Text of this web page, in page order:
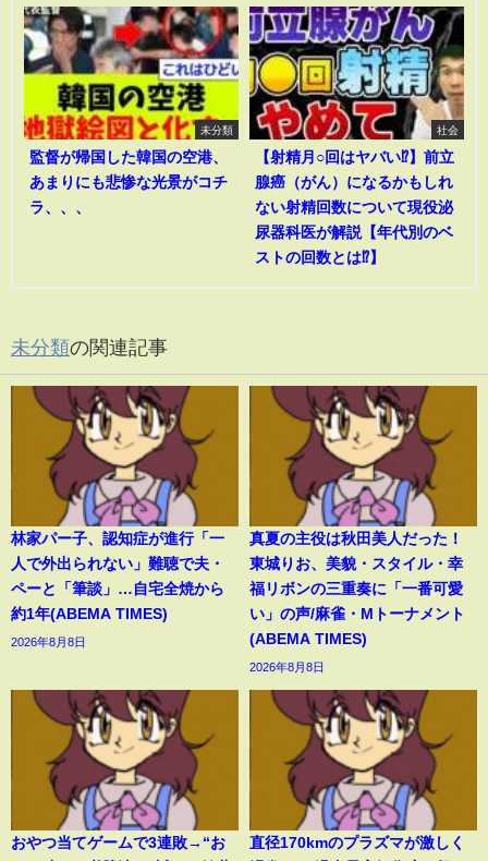
未分類
監督が帰国した韓国の空港、
あまりにも悲惨な光景がコチ
ラ、、、
社会
【射精月○回はヤバい⁉︎】前立
腺癌（がん）になるかもしれ
ない射精回数について現役泌
尿器科医が解説【年代別のベ
ストの回数とは⁉︎】
未分類の関連記事
林家パー子、認知症が進行「一
人で外出られない」難聴で夫・
ペーと「筆談」…自宅全焼から
約1年(ABEMA TIMES)
2026年8月8日
真夏の主役は秋田美人だった！
東城りお、美貌・スタイル・幸
福リボンの三重奏に「一番可愛
い」の声/麻雀・Mトーナメント
(ABEMA TIMES)
2026年8月8日
おやつ当てゲームで3連敗→“お
直径170kmのプラズマが激しく